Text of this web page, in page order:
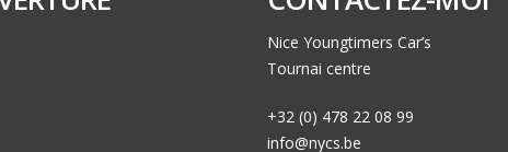
Nice Youngtimers Car’s
Tournai centre
+32 (0) 478 22 08 99
info@nycs.be